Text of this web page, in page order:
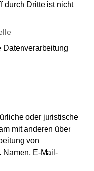
durch Dritte ist nicht
Datenverarbeitung
oder juristische
mit anderen über
von
Namen, E-Mail-